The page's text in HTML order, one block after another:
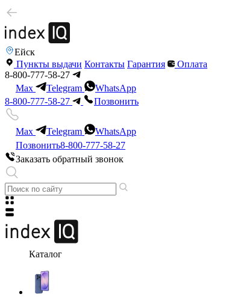
Ейск
Пункты выдачи Контакты Гарантия
Оплата
8-800-777-58-27
Max
Telegram
WhatsApp
8-800-777-58-27
Позвонить
Max Telegram
WhatsApp
Позвонить8-800-777-58-27
Заказать обратный звонок
Каталог